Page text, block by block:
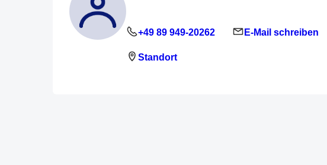
+49 89 949-20262 E-Mail schreiben
Standort